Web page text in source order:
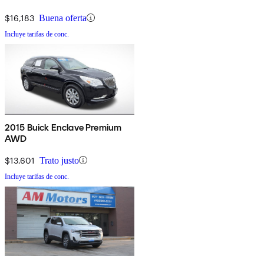
$16,183 Buena oferta
Incluye tarifas de conc.
2015 Buick Enclave Premium
AWD
$13,601 Trato justo
Incluye tarifas de conc.